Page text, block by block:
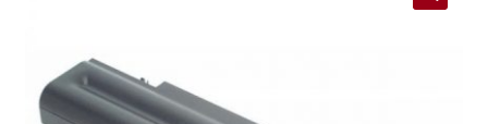
меню
Как доехать?